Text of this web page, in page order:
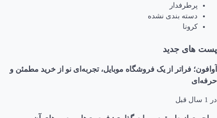
بندی نشده
جدید
فراتر از یک فروشگاه موبایل، تجربه‌ای نو از خرید مطمئن و